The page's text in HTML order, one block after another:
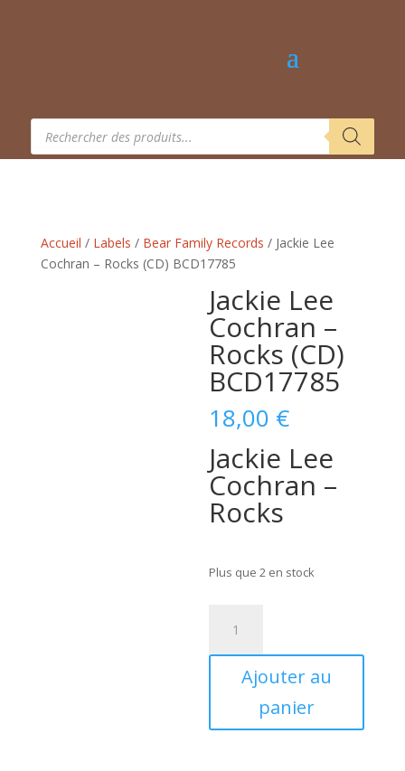
Recherche
produits
Accueil / Labels / Bear Family Records / Jackie Lee
Cochran – Rocks (CD) BCD17785
Jackie Lee
Cochran –
Rocks (CD)
BCD17785
18,00 €
Jackie Lee
Cochran –
Rocks
Plus que 2 en stock
Jackie
Ajouter au
panier